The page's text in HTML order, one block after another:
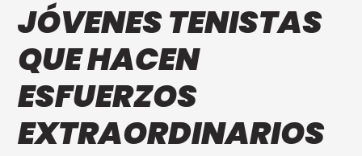
JÓVENES TENISTAS
QUE HACEN
ESFUERZOS
EXTRAORDINARIOS